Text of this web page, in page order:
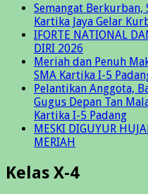
Semangat Berkurban,
Kartika Jaya Gelar
IFORTE NATIONAL
DIRI 2026
Meriah dan Penuh
SMA Kartika I-5
Pelantikan Anggota,
Gugus Depan Tan
Kartika I-5 Padang
MESKI DIGUYUR
MERIAH
Kelas X-4